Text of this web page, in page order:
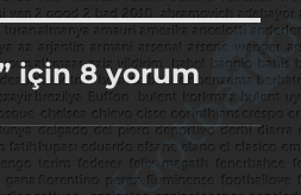
için 8 yorum